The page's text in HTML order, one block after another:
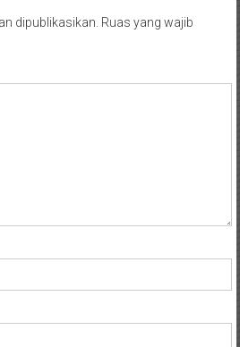
dipublikasikan. Ruas yang wajib